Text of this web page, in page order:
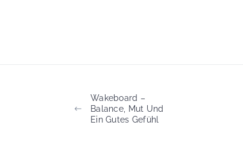
Wakeboard –
Balance, Mut Und
Ein Gutes Gefühl